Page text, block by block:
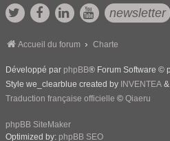
newsletter
Accueil du forum Charte
Développé par phpBB® Forum Software ©
Style we_clearblue created by INVENTEA &
Traduction française officielle © Qiaeru
phpBB SiteMaker
Optimized by: phpBB SEO